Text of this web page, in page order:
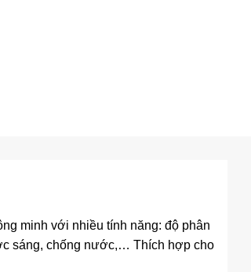
minh với nhiều tính năng: độ phân
sáng, chống nước,… Thích hợp cho